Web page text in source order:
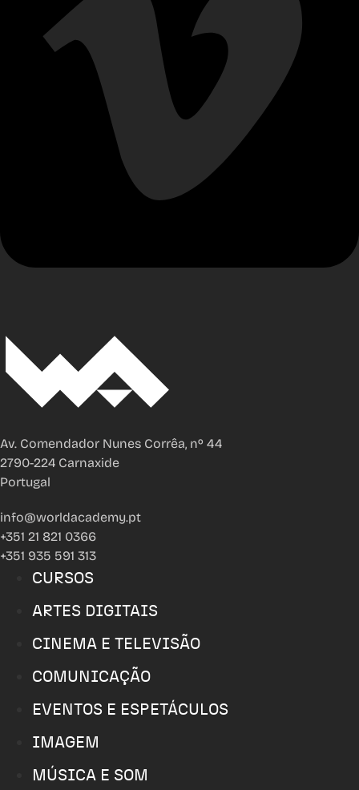
Av. Comendador Nunes Corrêa, nº 44
2790-224 Carnaxide
Portugal
info@worldacademy.pt
+351 21 821 0366
+351 935 591 313
CURSOS
ARTES DIGITAIS
CINEMA E TELEVISÃO
COMUNICAÇÃO
EVENTOS E ESPETÁCULOS
IMAGEM
MÚSICA E SOM